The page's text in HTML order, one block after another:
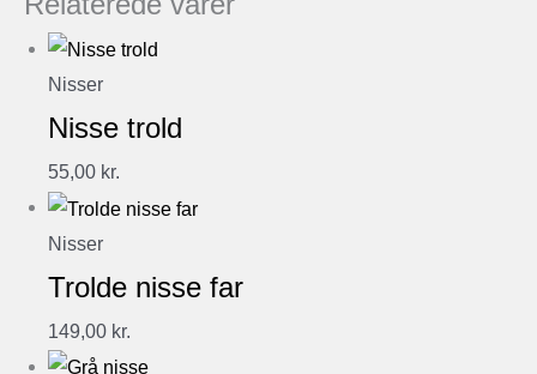
Nisser
Nisse trold
55,00 kr.
Nisser
Trolde nisse far
149,00 kr.